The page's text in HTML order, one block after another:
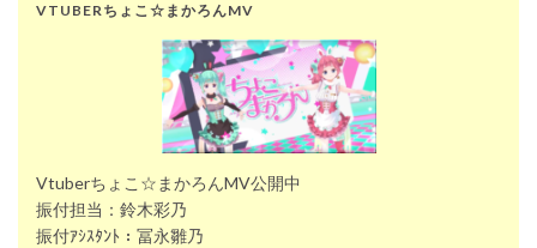
VTUBERちょこ☆まかろんMV
Vtuberちょこ☆まかろんMV公開中
振付担当：鈴木彩乃
振付ｱｼｽﾀﾝﾄ：冨永雛乃